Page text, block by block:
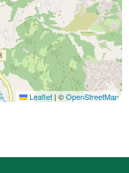
Leaflet |©OpenStreetMap